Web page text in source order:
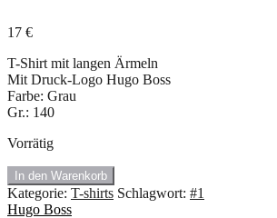
17 €
T-Shirt mit langen Ärmeln
Mit Druck-Logo Hugo Boss
Farbe: Grau
Gr.: 140
Vorrätig
#1.227
Slim
Fit
In den Warenkorb
Kategorie: T-shirts Schlagwort: #1
Hugo Boss